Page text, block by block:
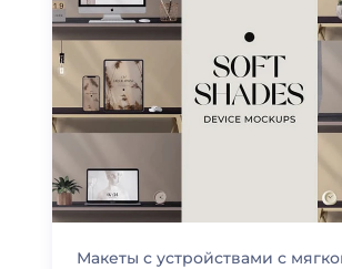
Макеты с устройствами с